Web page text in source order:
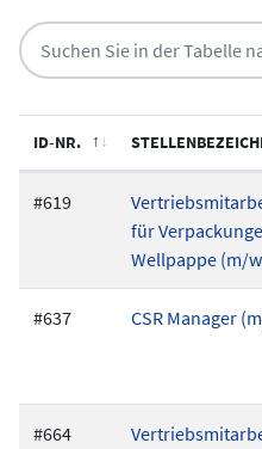
Für Unternehmen
Stellenausschreibungen 4
„Heart“hunter Blog
E-Mail
Newsletter
ID-NR.
#619
für
Wellpappe (m/
#637 CSR Manager
#664